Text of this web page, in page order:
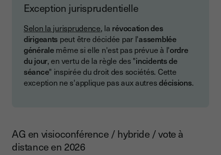
Exception jurisprudentielle
Selon la jurisprudence, la révocation des
dirigeants peut être décidée par l'assemblée
généralemême si elle n'est pas prévue à l'ordre
du jour, en vertu de la règle des "incidents de
séance" inspirée du droit des sociétés. Cette
exception ne s'applique pas aux autresdécisions.
AG en visioconférence / hybride / vote à
distance en 2026